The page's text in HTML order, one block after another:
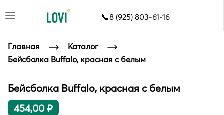
📞8 (925) 803-61-16
Главная
Каталог
Бейсболка Buffalo, красная с белым
Бейсболка Buffalo, красная с белым
454,00 ₽